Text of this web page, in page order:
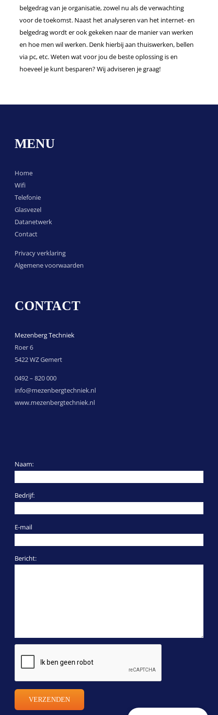
belgedrag van je organisatie, zowel nu als de verwachting
voor de toekomst. Naast het analyseren van het internet- en
belgedrag wordt er ook gekeken naar de manier van werken
en hoe men wil werken. Denk hierbij aan thuiswerken, bellen
via pc, etc. Weten wat voor jou de beste oplossing is en
hoeveel je kunt besparen? Wij adviseren je graag!
MENU
Home
Wifi
Telefonie
Glasvezel
Datanetwerk
Contact
Privacy verklaring
Algemene voorwaarden
CONTACT
Mezenberg Techniek
Roer 6
5422 WZ Gemert
0492 – 820 000
info@mezenbergtechniek.nl
www.mezenbergtechniek.nl
Naam:
Bedrijf:
E-mail
Bericht: